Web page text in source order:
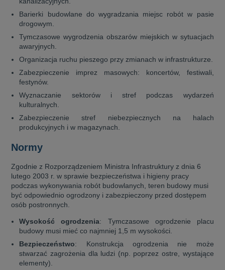
Barierki budowlane do wygradzania miejsc robót w pasie
drogowym.
Tymczasowe wygrodzenia obszarów miejskich w sytuacjach
awaryjnych.
Organizacja ruchu pieszego przy zmianach w infrastrukturze.
Zabezpieczenie imprez masowych: koncertów, festiwali,
festynów.
Wyznaczanie sektorów i stref podczas wydarzeń
kulturalnych.
Zabezpieczenie stref niebezpiecznych na halach
produkcyjnych i w magazynach.
Normy
Zgodnie z Rozporządzeniem Ministra Infrastruktury z dnia 6
lutego 2003 r. w sprawie bezpieczeństwa i higieny pracy
podczas wykonywania robót budowlanych, teren budowy musi
być odpowiednio ogrodzony i zabezpieczony przed dostępem
osób postronnych.
Wysokość ogrodzenia: Tymczasowe ogrodzenie placu
budowy musi mieć co najmniej 1,5 m wysokości.
Bezpieczeństwo: Konstrukcja ogrodzenia nie może
stwarzać zagrożenia dla ludzi (np. poprzez ostre, wystające
elementy).